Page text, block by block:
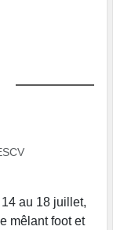
au 18 juillet,
mêlant foot et